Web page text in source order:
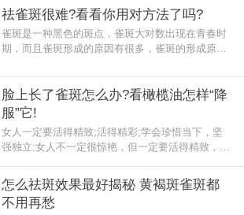
友常见的一种肌肤难题，被其困扰
祛雀斑很难?看看你用对方法了吗?
雀斑是一种黑色的斑点，雀斑大对数出现在青春时
期，而且雀斑形成的原因有很多，雀斑的形成原因
有着很强的新陈代谢依然也解决
脸上长了雀斑怎么办?看橄榄油怎样“降
服”它!
女人一定要活得精致;活得精彩;学会珍惜当下，坚
强独立;女人不一定很惊艳，但一定要活得精致，这
有懒女人”，每个
怎么祛斑效果最好揭秘 黄褐斑雀斑都
不用再愁